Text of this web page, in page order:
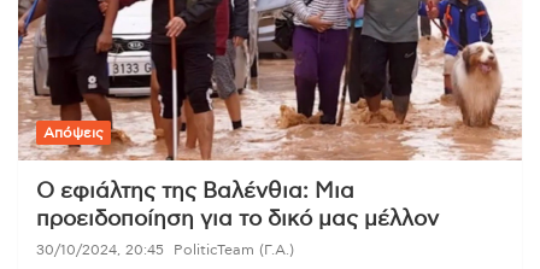
Απόψεις
Ο εφιάλτης της Βαλένθια: Μια
προειδοποίηση για το δικό μας μέλλον
30/10/2024, 20:45 PoliticTeam (Γ.Α.)